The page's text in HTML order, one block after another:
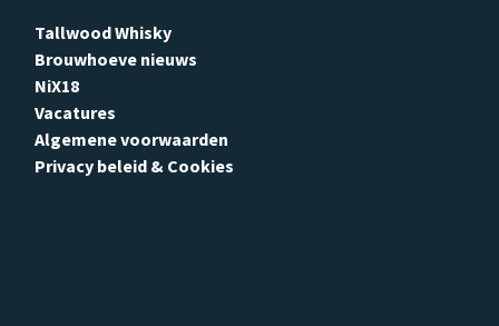
Tallwood Whisky
Brouwhoeve nieuws
NiX18
Vacatures
Algemene voorwaarden
Privacy beleid & Cookies